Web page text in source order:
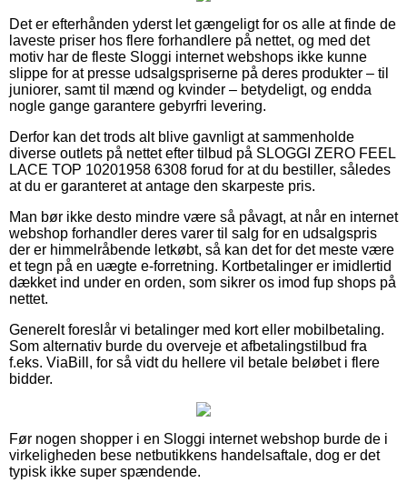
Det er efterhånden yderst let gængeligt for os alle at finde de
laveste priser hos flere forhandlere på nettet, og med det
motiv har de fleste Sloggi internet webshops ikke kunne
slippe for at presse udsalgspriserne på deres produkter – til
juniorer, samt til mænd og kvinder – betydeligt, og endda
nogle gange garantere gebyrfri levering.
Derfor kan det trods alt blive gavnligt at sammenholde
diverse outlets på nettet efter tilbud på SLOGGI ZERO FEEL
LACE TOP 10201958 6308 forud for at du bestiller, således
at du er garanteret at antage den skarpeste pris.
Man bør ikke desto mindre være så påvagt, at når en internet
webshop forhandler deres varer til salg for en udsalgspris
der er himmelråbende letkøbt, så kan det for det meste være
et tegn på en uægte e-forretning. Kortbetalinger er imidlertid
dækket ind under en orden, som sikrer os imod fup shops på
nettet.
Generelt foreslår vi betalinger med kort eller mobilbetaling.
Som alternativ burde du overveje et afbetalingstilbud fra
f.eks. ViaBill, for så vidt du hellere vil betale beløbet i flere
bidder.
Før nogen shopper i en Sloggi internet webshop burde de i
virkeligheden bese netbutikkens handelsaftale, dog er det
typisk ikke super spændende.